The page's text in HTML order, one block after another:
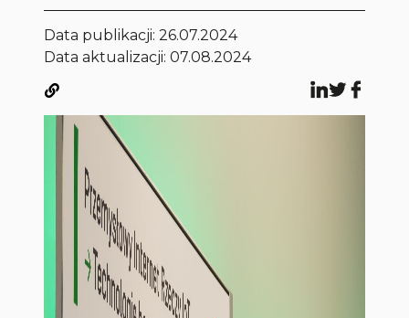
Data publikacji:26.07.2024
Data aktualizacji: 07.08.2024